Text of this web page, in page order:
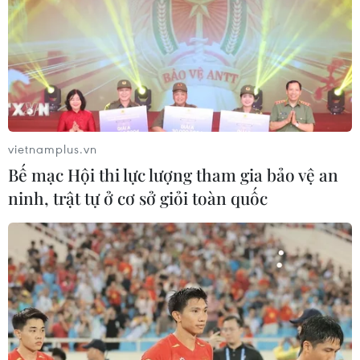
04/08/2026 14:37
Xem thêm
CƠ QUAN CHỦ QUẢN: THÔNG TẤN XÃ VIỆT NAM
Tổng Biên tập: TRẦN TIẾN DUẨN
Phó Tổng Biên tập: NGUYỄN THỊ TÁM, KHÚC THANH
THỦY
Sở hữu trí tuệ
Quy định sử dụng
RSS
Hỗ trợ
vietnamplus.vn
Bế mạc Hội thi lực lượng tham gia bảo vệ an
ninh, trật tự ở cơ sở giỏi toàn quốc